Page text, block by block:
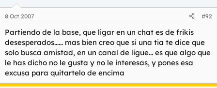
8 Oct 2007 #92
Partiendo de la base, que ligar en un chat es de frikis
desesperados...... mas bien creo que si una tia te dice que
solo busca amistad, en un canal de ligue... es que algo que
le has dicho no le gusta y no le interesas, y pones esa
excusa para quitartelo de encima